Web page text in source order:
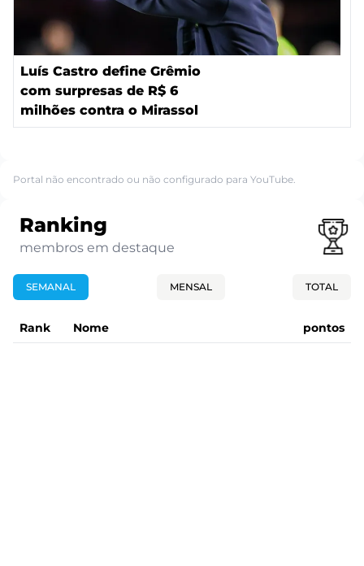
Luís Castro define Grêmio
com surpresas de R$ 6
milhões contra o Mirassol
Portal não encontrado ou não configurado para YouTube.
Ranking
membros em destaque
SEMANAL MENSAL TOTAL
Rank Nome pontos